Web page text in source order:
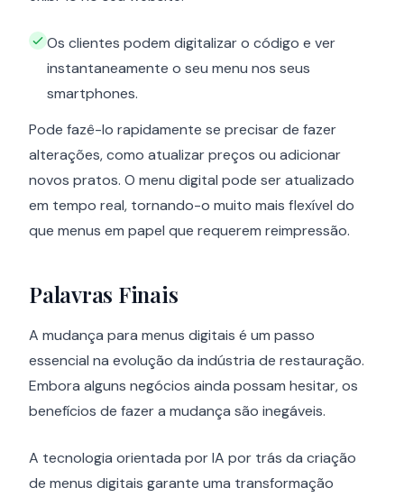
Os clientes podem digitalizar o código e ver
instantaneamente o seu menu nos seus
smartphones.
Pode fazê-lo rapidamente se precisar de fazer
alterações, como atualizar preços ou adicionar
novos pratos. O menu digital pode ser atualizado
em tempo real, tornando-o muito mais flexível do
que menus em papel que requerem reimpressão.
Palavras Finais
A mudança para menus digitais é um passo
essencial na evolução da indústria de restauração.
Embora alguns negócios ainda possam hesitar, os
benefícios de fazer a mudança são inegáveis.
A tecnologia orientada por IA por trás da criação
de menus digitais garante uma transformação